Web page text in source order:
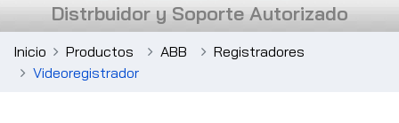
Distrbuidor y Soporte Autorizado
Inicio Productos ABB
Registradores
Videoregistrador